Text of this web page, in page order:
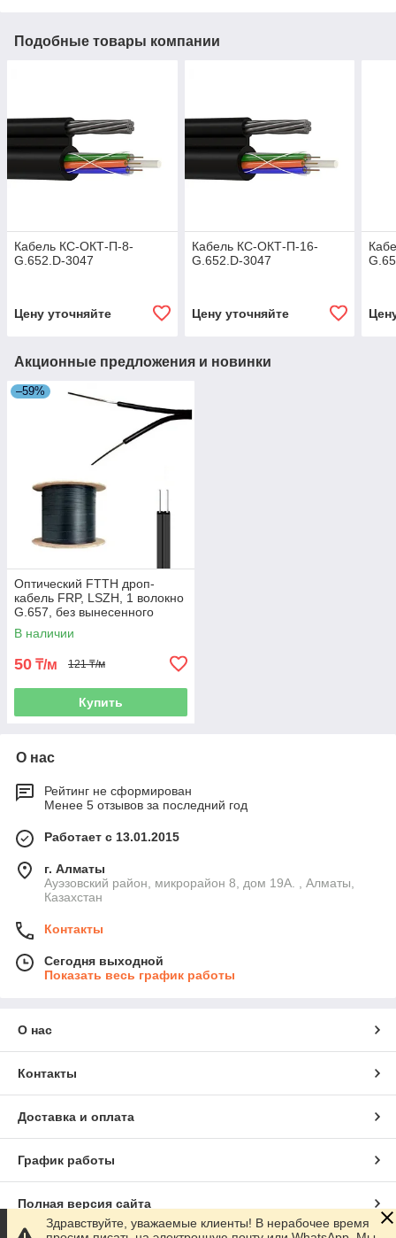
Подобные товары компании
Кабель КС-ОКТ-П-8-
G.652.D-3047
Цену уточняйте
Кабель КС-ОКТ-П-16-
G.652.D-3047
Цену уточняйте
Акционные предложения и новинки
–59%
Оптический FTTH дроп-
кабель FRP, LSZH, 1 волокно
G.657, без вынесенного
силового элемента
В наличии
50 ₸/м 121 ₸/м
Купить
О нас
Рейтинг не сформирован
Менее 5 отзывов за последний год
Работает с 13.01.2015
г. Алматы
Ауэзовский район, микрорайон 8, дом 19А. , Алматы,
Казахстан
Контакты
Сегодня выходной
Показать весь график работы
О нас
Контакты
Доставка и оплата
График работы
Полная версия сайта
Здравствуйте, уважаемые клиенты! В нерабочее время